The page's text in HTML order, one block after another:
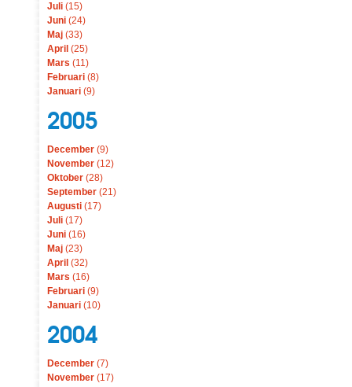
Juli (15)
Juni (24)
Maj (33)
April (25)
Mars (11)
Februari (8)
Januari (9)
2005
December (9)
November (12)
Oktober (28)
September (21)
Augusti (17)
Juli (17)
Juni (16)
Maj (23)
April (32)
Mars (16)
Februari (9)
Januari (10)
2004
December (7)
November (17)